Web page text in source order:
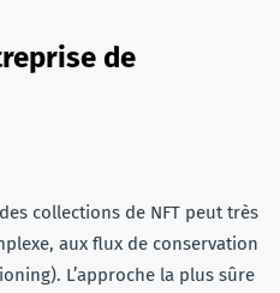
de
collections de NFT peut très
aux flux de conservation
L’approche la plus sûre